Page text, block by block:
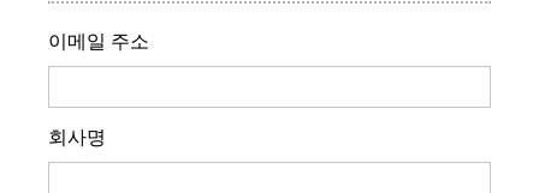
이메일 주소
회사명